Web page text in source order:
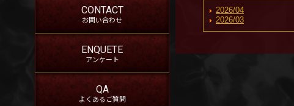
CONTACT
お問い合わせ
ENQUETE
アンケート
QA
よくあるご質問
2026/04
2026/03